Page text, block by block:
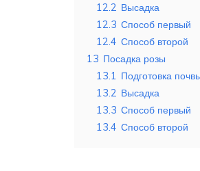
12.2 Высадка
12.3 Способ первый
12.4 Способ второй
13 Посадка розы
13.1 Подготовка
13.2 Высадка
13.3 Способ первый
13.4 Способ второй